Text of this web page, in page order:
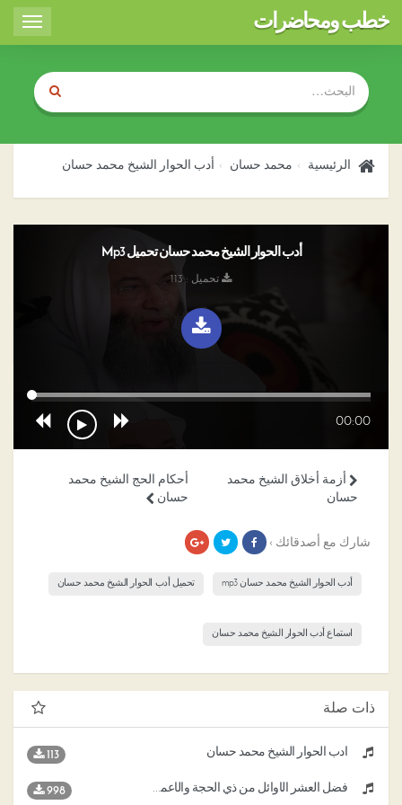
Toggle
خطب ومحاضرات
الرئيسية محمد حسان أدب الحوار الشيخ محمد حسان
أدب الحوار الشيخ محمد حسان تحميل Mp3
تحميل : 113
00:00
أحكام الحج الشيخ محمد
حسان
أزمة أخلاق الشيخ محمد
حسان
شارك مع أصدقائك ›
أدب الحوار الشيخ محمد حسان mp3 تحميل أدب الحوار الشيخ محمد حسان
استماع أدب الحوار الشيخ محمد حسان
ذات صلة
أدب الحوار الشيخ محمد حسان 113
فضل العشر الأوائل من ذي الحجة والأعمال المستحبة فيها الشيخ د محمد حسان 998